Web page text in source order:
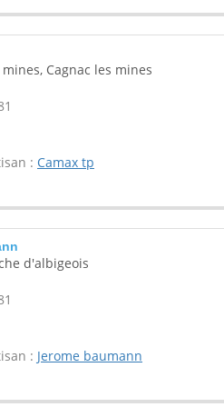
Cagnac les mines
: Camax tp
d'albigeois
: Jerome baumann